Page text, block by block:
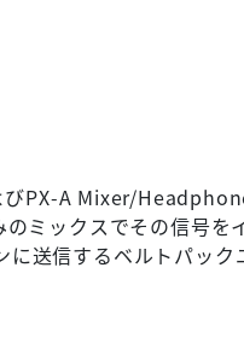
PX-A Mixer/
ミックスでその信号を
送信するベルトパック